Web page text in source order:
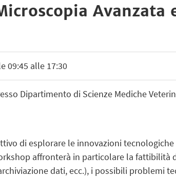
Avanzata
09:45 alle 17:30
Dipartimento di Scienze Mediche
di esplorare le innovazioni
affronterà in particolare la fattibilità
dati, ecc.), i possibili problemi